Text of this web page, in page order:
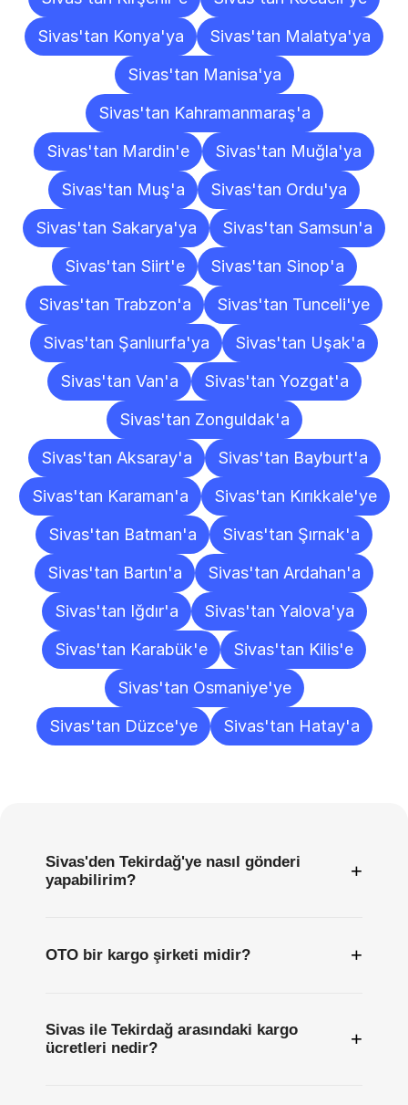
Sivas'tan Konya'ya
Sivas'tan Malatya'ya
Sivas'tan Manisa'ya
Sivas'tan Kahramanmaraş'a
Sivas'tan Mardin'e
Sivas'tan Muğla'ya
Sivas'tan Muş'a
Sivas'tan Ordu'ya
Sivas'tan Sakarya'ya
Sivas'tan Samsun'a
Sivas'tan Siirt'e
Sivas'tan Sinop'a
Sivas'tan Trabzon'a
Sivas'tan Tunceli'ye
Sivas'tan Şanlıurfa'ya
Sivas'tan Uşak'a
Sivas'tan Van'a
Sivas'tan Yozgat'a
Sivas'tan Zonguldak'a
Sivas'tan Aksaray'a
Sivas'tan Bayburt'a
Sivas'tan Karaman'a
Sivas'tan Kırıkkale'ye
Sivas'tan Batman'a
Sivas'tan Şırnak'a
Sivas'tan Bartın'a
Sivas'tan Ardahan'a
Sivas'tan Iğdır'a
Sivas'tan Yalova'ya
Sivas'tan Karabük'e
Sivas'tan Kilis'e
Sivas'tan Osmaniye'ye
Sivas'tan Düzce'ye
Sivas'tan Hatay'a
Sivas'den Tekirdağ'ye nasıl gönderi
yapabilirim?
+
OTO bir kargo şirketi midir? +
Sivas ile Tekirdağ arasındaki kargo
ücretleri nedir?
+